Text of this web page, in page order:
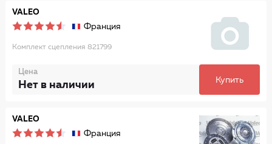
VALEO
Франция
Комплект сцепления 821799
Цена
Нет в наличии Купить
VALEO
Франция